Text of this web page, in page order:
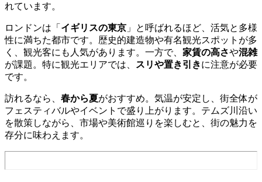
れています。
ロンドンは「 イギリスの東京 」と呼ばれるほど、活気と多様
性に満ちた都市です。歴史的建造物や有名観光スポットが多
く、観光客にも人気があります。一方で、 家賃の高さや混雑
が課題。特に観光エリアでは、
スリや置き引きに注意が必要
です。
訪れるなら、 春から夏がおすすめ。気温が安定し、街全体が
フェスティバルやイベントで盛り上がります。テムズ川沿い
を散策しながら、市場や美術館巡りを楽しむと、街の魅力を
存分に味わえます。